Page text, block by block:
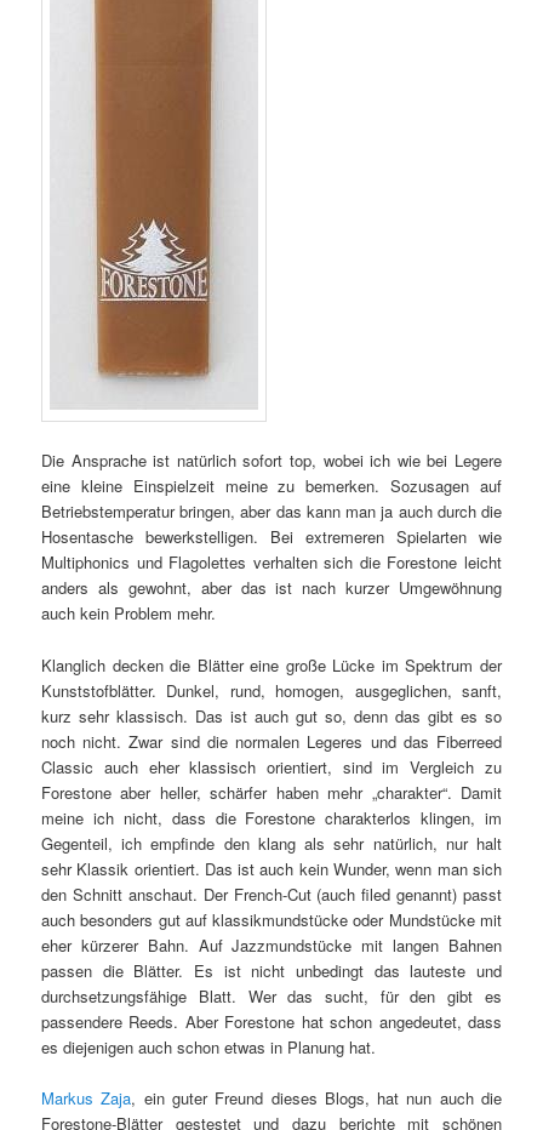
Die Ansprache ist natürlich sofort top, wobei ich wie bei Legere
eine kleine Einspielzeit meine zu bemerken. Sozusagen auf
Betriebstemperatur bringen, aber das kann man ja auch durch die
Hosentasche bewerkstelligen. Bei extremeren Spielarten wie
Multiphonics und Flagolettes verhalten sich die Forestone leicht
anders als gewohnt, aber das ist nach kurzer Umgewöhnung
auch kein Problem mehr.
Klanglich decken die Blätter eine große Lücke im Spektrum der
Kunststofblätter. Dunkel, rund, homogen, ausgeglichen, sanft,
kurz sehr klassisch. Das ist auch gut so, denn das gibt es so
noch nicht. Zwar sind die normalen Legeres und das Fiberreed
Classic auch eher klassisch orientiert, sind im Vergleich zu
Forestone aber heller, schärfer haben mehr „charakter“. Damit
meine ich nicht, dass die Forestone charakterlos klingen, im
Gegenteil, ich empfinde den klang als sehr natürlich, nur halt
sehr Klassik orientiert. Das ist auch kein Wunder, wenn man sich
den Schnitt anschaut. Der French-Cut (auch filed genannt) passt
auch besonders gut auf klassikmundstücke oder Mundstücke mit
eher kürzerer Bahn. Auf Jazzmundstücke mit langen Bahnen
passen die Blätter. Es ist nicht unbedingt das lauteste und
durchsetzungsfähige Blatt. Wer das sucht, für den gibt es
passendere Reeds. Aber Forestone hat schon angedeutet, dass
es diejenigen auch schon etwas in Planung hat.
Markus Zaja, ein guter Freund dieses Blogs, hat nun auch die
Forestone-Blätter gestestet und dazu berichte mit schönen